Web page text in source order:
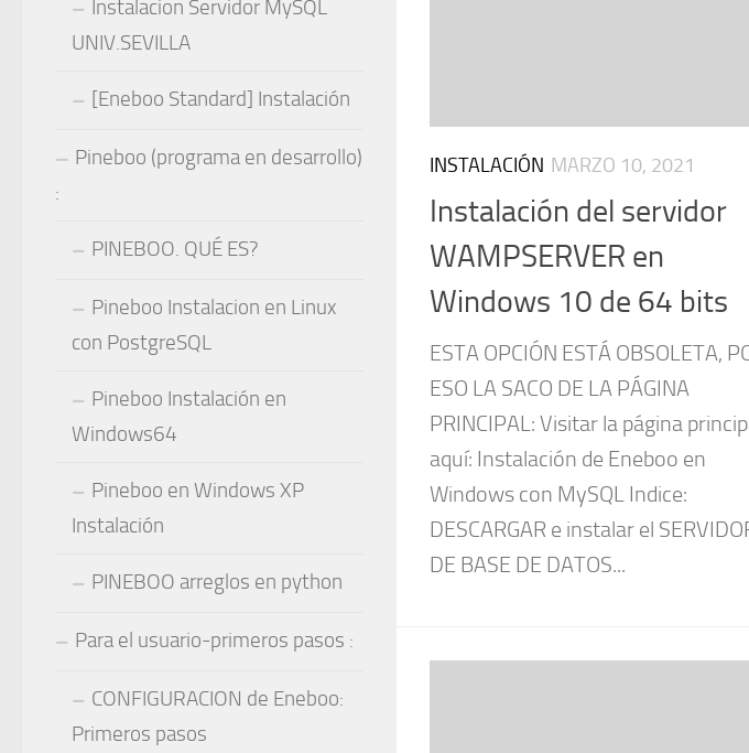
INSTALACIÓN MARZO 10, 2021
Instalación del servidor
WAMPSERVER en
Windows 10 de 64 bits
ESTA OPCIÓN ESTÁ OBSOLETA,
ESO LA SACO DE LA PÁGINA
PRINCIPAL: Visitar la página
aquí: Instalación de Eneboo en
Windows con MySQL Indice:
DESCARGAR e instalar el
DE BASE DE DATOS...
Instalacion Servidor MySQL
UNIV.SEVILLA
[Eneboo Standard] Instalación
Pineboo (programa en desarrollo)
:
PINEBOO. QUÉ ES?
Pineboo Instalacion en Linux
con PostgreSQL
Pineboo Instalación en
Windows64
Pineboo en Windows XP
Instalación
PINEBOO arreglos en python
Para el usuario-primeros pasos :
CONFIGURACION de Eneboo:
Primeros pasos